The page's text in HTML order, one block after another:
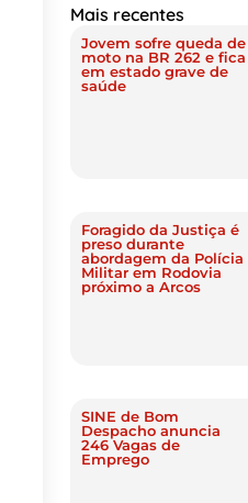
Mais recentes
Jovem sofre queda de
moto na BR 262 e fica
em estado grave de
saúde
Foragido da Justiça é
preso durante
abordagem da Polícia
Militar em Rodovia
próximo a Arcos
SINE de Bom
Despacho anuncia
246 Vagas de
Emprego